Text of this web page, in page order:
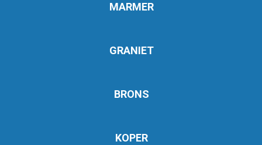
MARMER
GRANIET
BRONS
KOPER